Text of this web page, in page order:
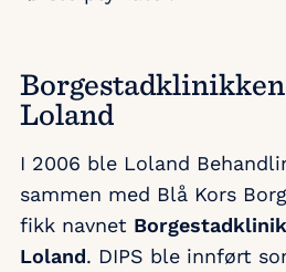
Loland
I 2006 ble Loland
sammen med Blå Kors
fikk navnet
Loland. DIPS ble innført